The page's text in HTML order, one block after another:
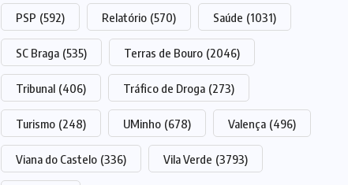
PSP (592) Relatório (570) Saúde (1031)
SC Braga (535) Terras de Bouro (2046)
Tribunal (406) Tráfico de Droga (273)
Turismo (248) UMinho (678) Valença (496)
Viana do Castelo (336) Vila Verde (3793)